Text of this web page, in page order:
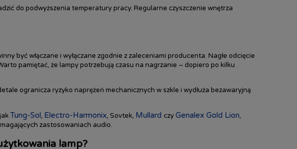
do podwyższenia temperatury pracy. Regularne czyszczenie wnętrza
być włączane i wyłączane zgodnie z zaleceniami producenta. Nagłe odcięcie
pamiętać, że lampy potrzebują czasu na nagrzanie – dopiero po kilku
ogranicza ryzyko naprężeń mechanicznych w szkle i wydłuża bezawaryjną
Tung-Sol, Electro-Harmonix, Sovtek, Mullard czyGenalex Gold Lion,
zastosowaniach audio.
lamp?